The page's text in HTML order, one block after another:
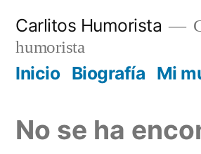
contenido
Carlitos Humorista
humorista
Inicio Biografía Mi
No se ha